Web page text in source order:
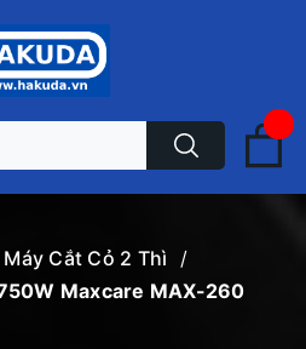
Máy Cắt Cỏ 2 Thì
/
Maxcare MAX-260